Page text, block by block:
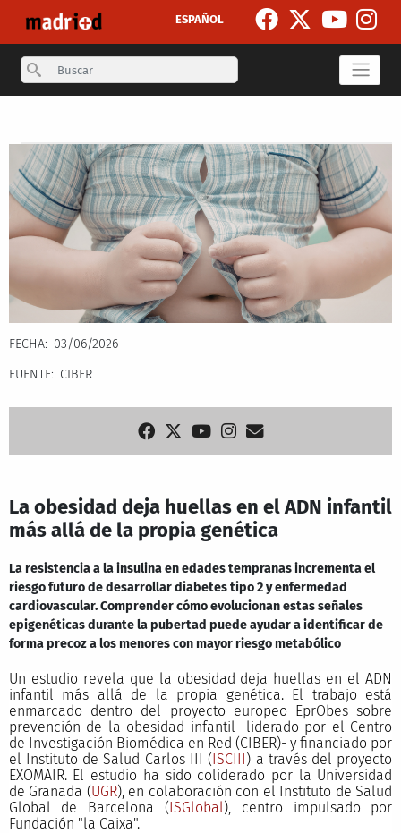
ESPAÑOL
Search
FECHA
03/06/2026
FUENTE
CIBER
La obesidad deja huellas en el ADN infantil
más allá de la propia genética
La resistencia a la insulina en edades tempranas incrementa el
riesgo futuro de desarrollar diabetes tipo 2 y enfermedad
cardiovascular. Comprender cómo evolucionan estas señales
epigenéticas durante la pubertad puede ayudar a identificar de
forma precoz a los menores con mayor riesgo metabólico
Un estudio revela que la obesidad deja huellas en el ADN
infantil más allá de la propia genética. El trabajo está
enmarcado dentro del proyecto europeo EprObes sobre
prevención de la obesidad infantil -liderado por el Centro
de Investigación Biomédica en Red (CIBER)- y financiado por
el Instituto de Salud Carlos III (ISCIII) a través del proyecto
EXOMAIR. El estudio ha sido coliderado por la Universidad
de Granada (UGR), en colaboración con el Instituto de Salud
Global de Barcelona (ISGlobal), centro impulsado por
Fundación "la Caixa".